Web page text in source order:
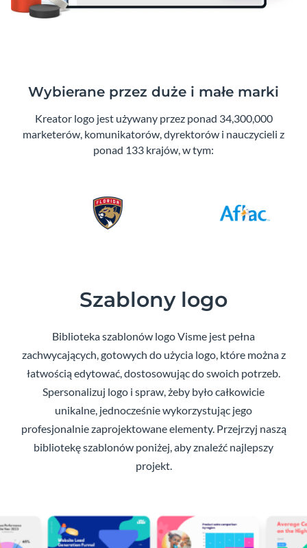
Wybierane przez duże i małe marki
Kreator logo jest używany przez ponad 34,300,000
marketerów, komunikatorów, dyrektorów i nauczycieli z
ponad 133 krajów, w tym:
Szablony logo
Biblioteka szablonów logo Visme jest pełna
zachwycających, gotowych do użycia logo, które można z
łatwością edytować, dostosowując do swoich potrzeb.
Spersonalizuj logo i spraw, żeby było całkowicie
unikalne, jednocześnie wykorzystując jego
profesjonalnie zaprojektowane elementy. Przejrzyj naszą
bibliotekę szablonów poniżej, aby znaleźć najlepszy
projekt.